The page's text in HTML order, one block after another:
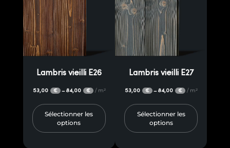
Lambris vieilli E26
53,00 € – 84,00 € / m²
Sélectionner les
options
Lambris vieilli E27
53,00 € – 84,00 € / m²
Sélectionner les
options